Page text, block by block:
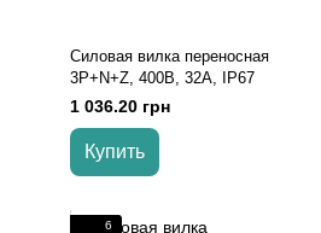
Силовая вилка переносная
3Р+N+Z, 400В, 32А, IP67
1 036.20 грн
Купить
6